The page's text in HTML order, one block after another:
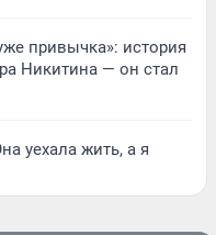
привычка»: история
Никитина — он стал
уехала жить, а я